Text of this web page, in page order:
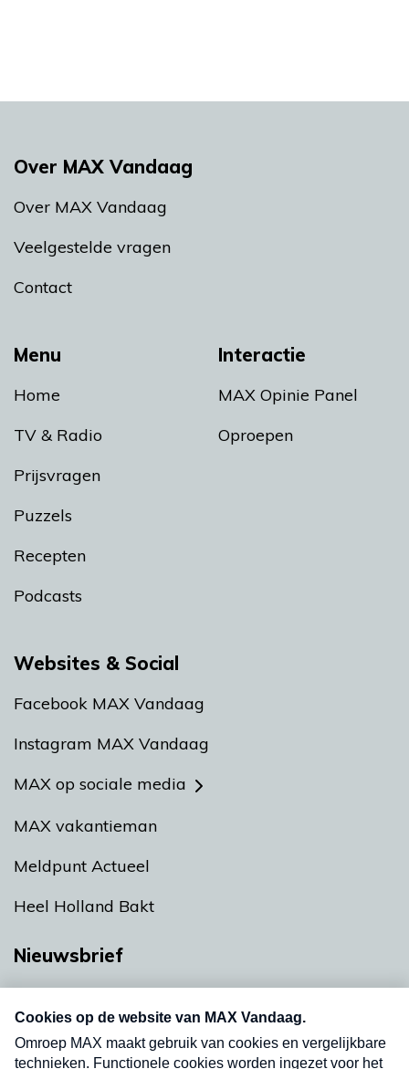
Menu
Home
TV & Radio
Prijsvragen
Puzzels
Recepten
Podcasts
Interactie
MAX Opinie Panel
Oproepen
Over MAX Vandaag
Over MAX Vandaag
Veelgestelde vragen
Contact
Websites & Social
Facebook MAX Vandaag
Instagram MAX Vandaag
MAX op sociale media
MAX vakantieman
Meldpunt Actueel
Heel Holland Bakt
Nieuwsbrief
nieuwsbrief. Elke vrijdag- en dinsdagochtend in
uw mailbox.